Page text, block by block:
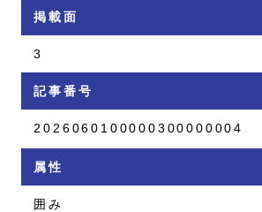
掲載面
3
記事番号
2026060100000300000004
属性
囲み